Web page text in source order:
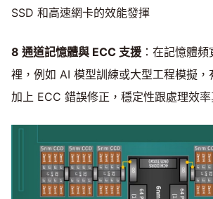
SSD 和高速網卡的效能發揮
8 通道記憶體與 ECC 支援 ：在記憶體
裡，例如 AI 模型訓練或大型工程模擬
加上 ECC 錯誤修正，穩定性跟處理效